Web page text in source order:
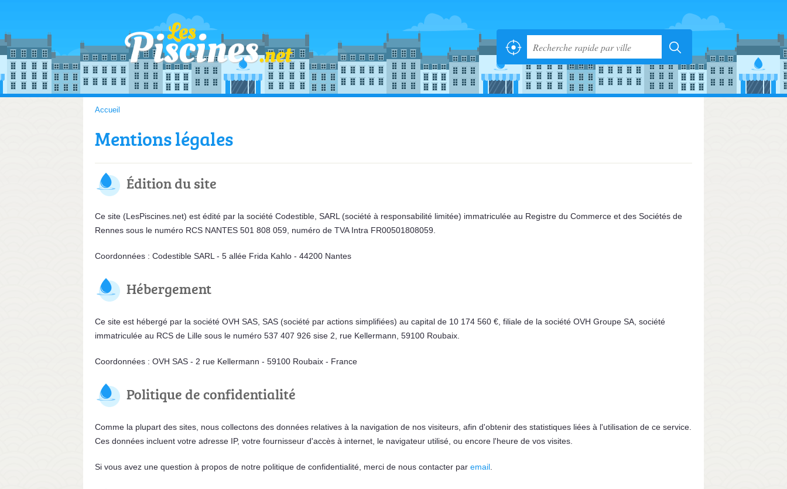
Accueil
Mentions légales
Édition du site
Ce site (LesPiscines.net) est édité par la société Codestible, SARL (société à responsabilité limitée) immatriculée au Registre du Commerce et des Sociétés de
Rennes sous le numéro RCS NANTES 501 808 059, numéro de TVA Intra FR00501808059.
Coordonnées : Codestible SARL - 5 allée Frida Kahlo - 44200 Nantes
Hébergement
Ce site est hébergé par la société OVH SAS, SAS (société par actions simplifiées) au capital de 10 174 560 €, filiale de la société OVH Groupe SA, société
immatriculée au RCS de Lille sous le numéro 537 407 926 sise 2, rue Kellermann, 59100 Roubaix.
Coordonnées : OVH SAS - 2 rue Kellermann - 59100 Roubaix - France
Politique de confidentialité
Comme la plupart des sites, nous collectons des données relatives à la navigation de nos visiteurs, afin d'obtenir des statistiques liées à l'utilisation de ce service.
Ces données incluent votre adresse IP, votre fournisseur d'accès à internet, le navigateur utilisé, ou encore l'heure de vos visites.
Si vous avez une question à propos de notre politique de confidentialité, merci de nous contacter par email